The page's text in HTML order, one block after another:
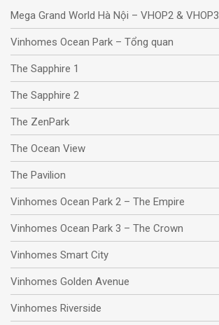
Mega Grand World Hà Nội – VHOP2 & VHOP3
Vinhomes Ocean Park – Tổng quan
The Sapphire 1
The Sapphire 2
The ZenPark
The Ocean View
The Pavilion
Vinhomes Ocean Park 2 – The Empire
Vinhomes Ocean Park 3 – The Crown
Vinhomes Smart City
Vinhomes Golden Avenue
Vinhomes Riverside